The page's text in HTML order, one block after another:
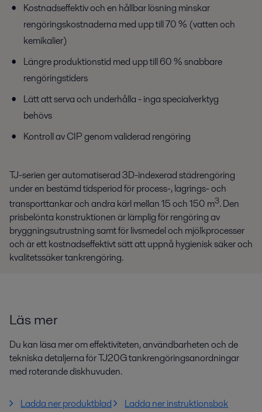
Kostnadseffektiv och en hållbar lösning minskar
rengöringskostnaderna med upp till 70 % (vatten och
kemikalier)
Längre produktionstid med upp till 60 % snabbare
rengöringstider​​s
Lätt att serva och underhålla - inga specialverktyg
behövs
Kontroll av CIP genom validerad rengöring
TJ-serien ger automatiserad 3D-indexerad städrengöring
under en bestämd tidsperiod för process-, lagrings- och
transporttankar och andra kärl mellan 15 och 150 m3. Den
prisbelönta konstruktionen är lämplig för rengöring av
bryggningsutrustning samt för livsmedel och mjölkprocesser
och är ett kostnadseffektivt sätt att uppnå hygienisk säker och
kvalitetssäker tankrengöring.
Läs mer
Du kan läsa mer om effektiviteten, användbarheten och de
tekniska detaljerna för TJ20G tankrengöringsanordningar
med roterande diskhuvuden.
Ladda ner produktblad Ladda ner instruktionsbok